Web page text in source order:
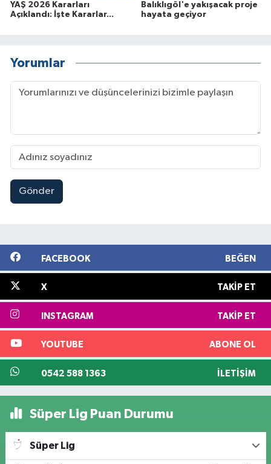
YAŞ 2026 Kararları
Açıklandı: İşte Kararlar...
Balıklıgöl'e yakışacak proje
hayata geçiyor
Yorumlar
Gönder
FACEBOOK BEĞEN
X TAKIP ET
INSTAGRAM TAKIP ET
YOUTUBE ABONE OL
0542 588 1363 İLETIŞIM
Süper Lig Puan Durumu
Süper Lig